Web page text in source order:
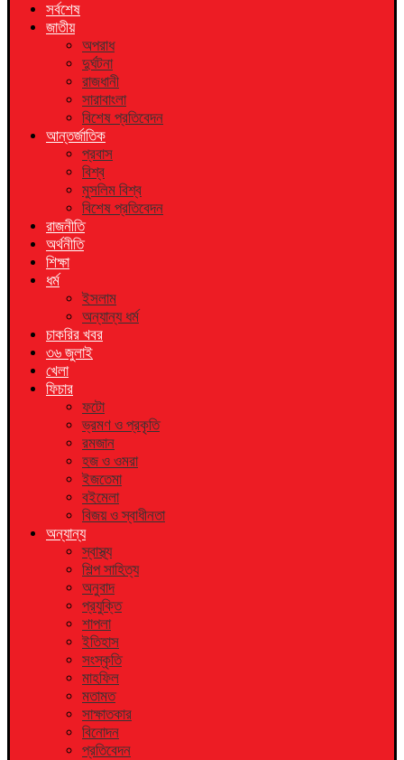
সর্বশেষ
জাতীয়
অপরাধ
দুর্ঘটনা
রাজধানী
সারাবাংলা
বিশেষ প্রতিবেদন
আন্তর্জাতিক
প্রবাস
বিশ্ব
মুসলিম বিশ্ব
বিশেষ প্রতিবেদন
রাজনীতি
অর্থনীতি
শিক্ষা
ধর্ম
ইসলাম
অন্যান্য ধর্ম
চাকরির খবর
৩৬ জুলাই
খেলা
ফিচার
ফটো
ভ্রমণ ও প্রকৃতি
রমজান
হজ ও ওমরা
ইজতেমা
বইমেলা
বিজয় ও স্বাধীনতা
অন্যান্য
স্বাস্থ্য
শিল্প সাহিত্য
অনুবাদ
প্রযুক্তি
শাপলা
ইতিহাস
সংস্কৃতি
মাহফিল
মতামত
সাক্ষাতকার
বিনোদন
প্রতিবেদন